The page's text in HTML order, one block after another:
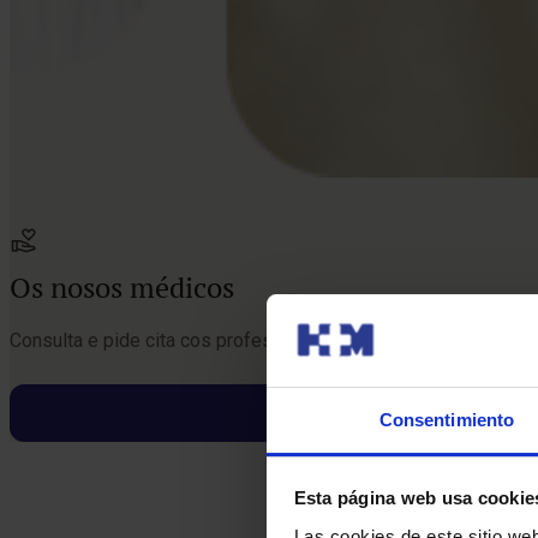
Consentimiento
Esta página web usa
Os nosos médicos
Consulta e pide cita cos profesionais desta especialidade